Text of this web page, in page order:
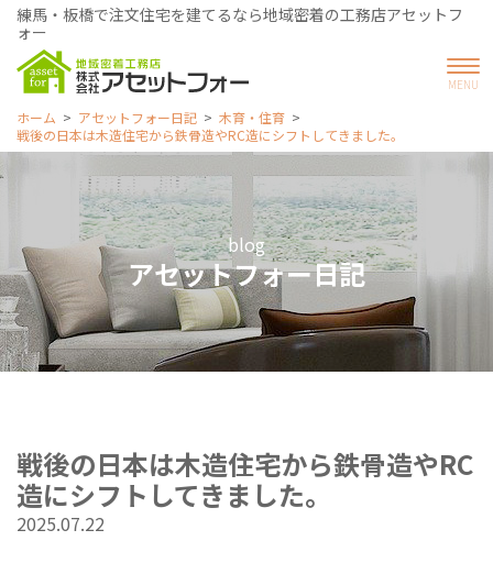
練馬・板橋で注文住宅を建てるなら地域密着の工務店アセットフ
ォー
ホーム アセットフォー日記
木育・住育
戦後の日本は木造住宅から鉄骨造やRC造にシフトしてきました。
blog
アセットフォー日記
戦後の日本は木造住宅から鉄骨造やRC
造にシフトしてきました。
2025.07.22